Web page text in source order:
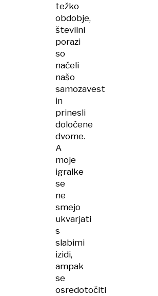
težko
obdobje,
številni
porazi
so
načeli
našo
samozavest
in
prinesli
določene
dvome.
A
moje
igralke
se
ne
smejo
ukvarjati
s
slabimi
izidi,
ampak
se
osredotočiti